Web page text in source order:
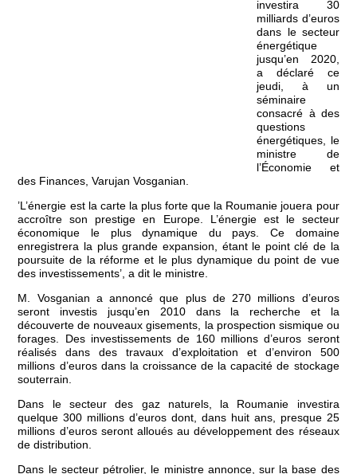
investira 30
milliards d’euros
dans le secteur
énergétique
jusqu’en 2020,
a déclaré ce
jeudi, à un
séminaire
consacré à des
questions
énergétiques, le
ministre de
l’Économie et
des Finances, Varujan Vosganian.
’L’énergie est la carte la plus forte que la Roumanie jouera pour
accroître son prestige en Europe. L’énergie est le secteur
économique le plus dynamique du pays. Ce domaine
enregistrera la plus grande expansion, étant le point clé de la
poursuite de la réforme et le plus dynamique du point de vue
des investissements’, a dit le ministre.
M. Vosganian a annoncé que plus de 270 millions d’euros
seront investis jusqu’en 2010 dans la recherche et la
découverte de nouveaux gisements, la prospection sismique ou
forages. Des investissements de 160 millions d’euros seront
réalisés dans des travaux d’exploitation et d’environ 500
millions d’euros dans la croissance de la capacité de stockage
souterrain.
Dans le secteur des gaz naturels, la Roumanie investira
quelque 300 millions d’euros dont, dans huit ans, presque 25
millions d’euros seront alloués au développement des réseaux
de distribution.
Dans le secteur pétrolier, le ministre annonce, sur la base des